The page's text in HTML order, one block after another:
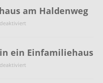
am Haldenweg
ein Einfamiliehaus